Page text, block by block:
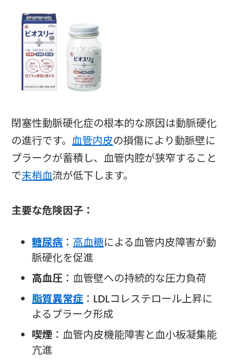
閉塞性動脈硬化症の根本的な原因は動脈硬化
の進行です。血管内皮の損傷により動脈壁に
プラークが蓄積し、血管内腔が狭窄すること
で末梢血流が低下します。
主要な危険因子：
糖尿病 ： 高血糖による血管内皮障害が動
脈硬化を促進
高血圧 ：血管壁への持続的な圧力負荷
脂質異常症 ：LDLコレステロール上昇に
よるプラーク形成
喫煙 ：血管内皮機能障害と血小板凝集能
亢進